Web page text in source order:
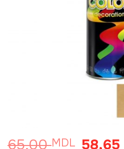
65,00MDL Prețul
58,65